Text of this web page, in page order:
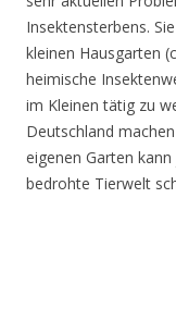
Insektensterbens.
kleinen Hausgarten
heimische
im Kleinen tätig zu
Deutschland
eigenen Garten
bedrohte Tierwelt